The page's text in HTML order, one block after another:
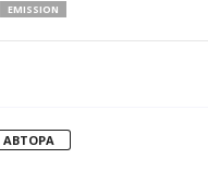
EMISSION